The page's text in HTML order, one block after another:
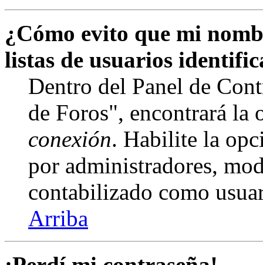
¿Cómo evito que mi
listas de usuarios
Dentro del Panel de
de Foros", encontrará la
conexión. Habilite la
por administradores,
contabilizado como
Arriba